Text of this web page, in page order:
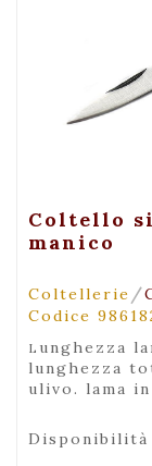
Coltello
manico
Coltellerie /
Codice
lunghezza lama 7 cm, larghezza lama 1,2 cm,
lunghezza
ulivo. lama
Disponibilità